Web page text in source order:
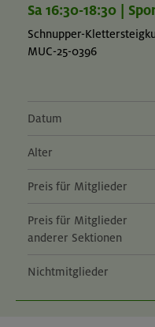
Sa 16:30-18:30 |
Schnupper-
MUC-25-0396
Datum
Alter
Preis für Mitglieder
Preis für Mitglieder
anderer Sektionen
Nichtmitglieder